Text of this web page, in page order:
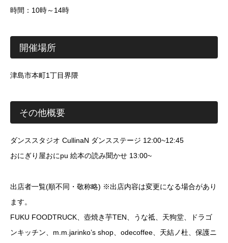
時間：10時～14時
開催場所
津島市本町1丁目界隈
その他概要
ダンススタジオ CullinaN ダンスステージ 12:00~12:45
おにぎり屋おにpu 絵本の読み聞かせ 13:00~
出店者一覧(順不同・敬称略) ※出店内容は変更になる場合があり
ます。
FUKU FOODTRUCK、壺焼き芋TEN、うな祗、天狗堂、ドラゴ
ンキッチン、m.m.jarinko’s shop、odecoffee、天結ノ杜、保護ニ